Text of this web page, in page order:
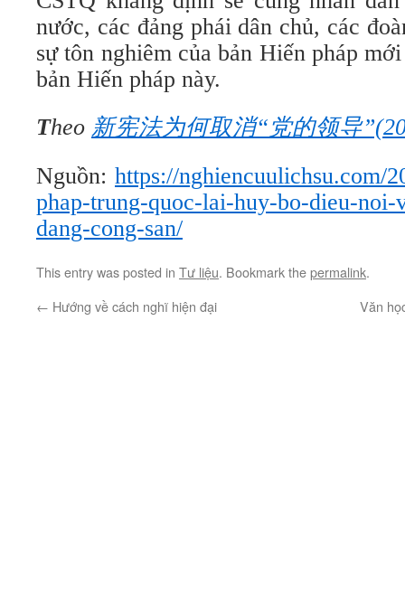
nước, các đảng phái dân chủ, các
sự tôn nghiêm của bản Hiến pháp
bản Hiến pháp này.
Theo 新宪法为何取消“党的领导
Nguồn: https://nghiencuulichsu.com/
phap-trung-quoc-lai-huy-bo-dieu-noi-
dang-cong-san/
This entry was posted in Tư liệu. Bookmark thepermalink.
← Hướng về cách nghĩ hiện đại Văn